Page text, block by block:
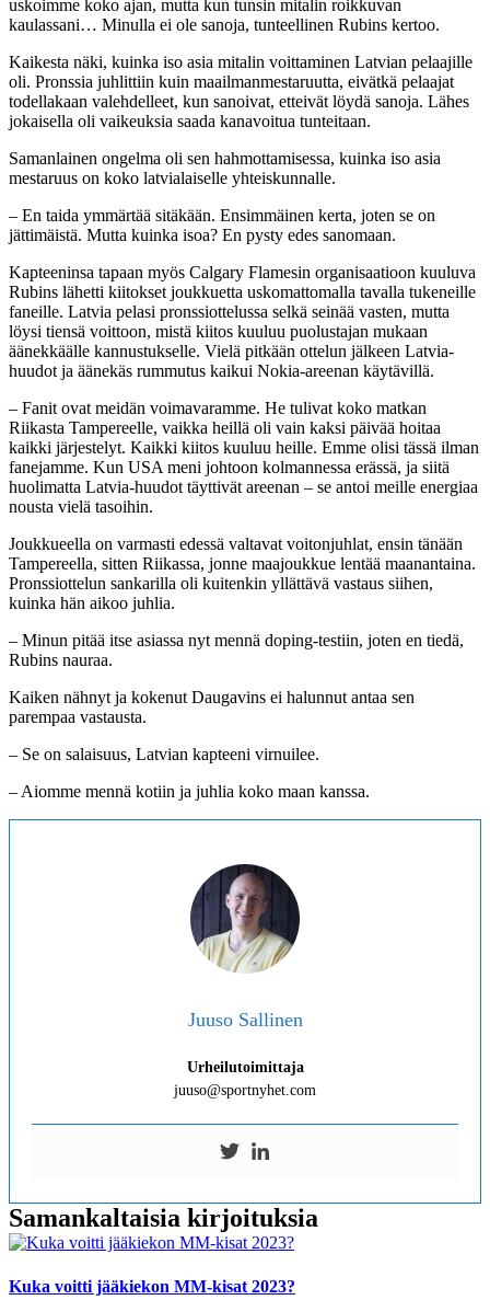
uskoimme koko ajan, mutta kun tunsin mitalin roikkuvan
kaulassani… Minulla ei ole sanoja, tunteellinen Rubins kertoo.
Kaikesta näki, kuinka iso asia mitalin voittaminen Latvian pelaajille
oli. Pronssia juhlittiin kuin maailmanmestaruutta, eivätkä pelaajat
todellakaan valehdelleet, kun sanoivat, etteivät löydä sanoja. Lähes
jokaisella oli vaikeuksia saada kanavoitua tunteitaan.
Samanlainen ongelma oli sen hahmottamisessa, kuinka iso asia
mestaruus on koko latvialaiselle yhteiskunnalle.
– En taida ymmärtää sitäkään. Ensimmäinen kerta, joten se on
jättimäistä. Mutta kuinka isoa? En pysty edes sanomaan.
Kapteeninsa tapaan myös Calgary Flamesin organisaatioon kuuluva
Rubins lähetti kiitokset joukkuetta uskomattomalla tavalla tukeneille
faneille. Latvia pelasi pronssiottelussa selkä seinää vasten, mutta
löysi tiensä voittoon, mistä kiitos kuuluu puolustajan mukaan
äänekkäälle kannustukselle. Vielä pitkään ottelun jälkeen Latvia-
huudot ja äänekäs rummutus kaikui Nokia-areenan käytävillä.
– Fanit ovat meidän voimavaramme. He tulivat koko matkan
Riikasta Tampereelle, vaikka heillä oli vain kaksi päivää hoitaa
kaikki järjestelyt. Kaikki kiitos kuuluu heille. Emme olisi tässä ilman
fanejamme. Kun USA meni johtoon kolmannessa erässä, ja siitä
huolimatta Latvia-huudot täyttivät areenan – se antoi meille energiaa
nousta vielä tasoihin.
Joukkueella on varmasti edessä valtavat voitonjuhlat, ensin tänään
Tampereella, sitten Riikassa, jonne maajoukkue lentää maanantaina.
Pronssiottelun sankarilla oli kuitenkin yllättävä vastaus siihen,
kuinka hän aikoo juhlia.
– Minun pitää itse asiassa nyt mennä doping-testiin, joten en tiedä,
Rubins nauraa.
Kaiken nähnyt ja kokenut Daugavins ei halunnut antaa sen
parempaa vastausta.
– Se on salaisuus, Latvian kapteeni virnuilee.
– Aiomme mennä kotiin ja juhlia koko maan kanssa.
Juuso Sallinen
Urheilutoimittaja
juuso@sportnyhet.com
Samankaltaisia kirjoituksia
Kuka voitti jääkiekon MM-kisat 2023?